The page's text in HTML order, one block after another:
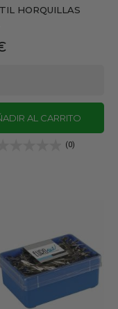
HORQUILLAS
AL CARRITO
(0)